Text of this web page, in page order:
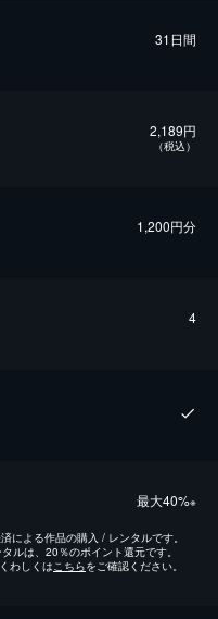
31日間
2,189円
（税込）
1,200円分
4
最⼤40%※
による作品の購入 / レンタルです。
ルは、20％のポイント還元です。
わしくはこちらをご確認ください。